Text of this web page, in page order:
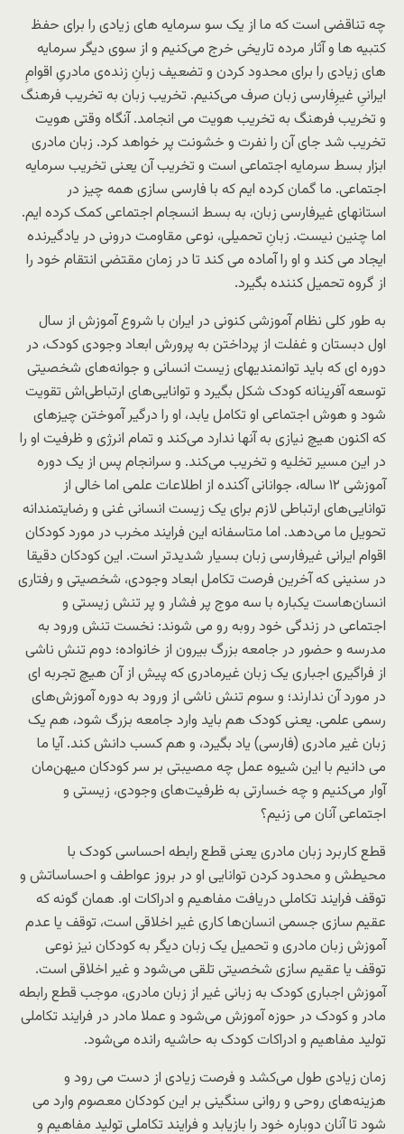
چه تناقضی است که ما از یک سو سرمایه های زیادی را برای حفظ
کتبیه ها و آثار مرده تاریخی خرج می‌کنیم و از سوی دیگر سرمایه
های زیادی را برای محدود کردن و تضعیف زبانِ زنده‌ی مادریِ اقوامِ
ایرانیِ غیرِفارسی زبان صرف می‌کنیم. تخریب زبان به تخریب فرهنگ
و تخریب فرهنگ به تخریب هویت می انجامد. آنگاه وقتی هویت
تخریب شد جای آن را نفرت و خشونت پر خواهد کرد. زبان مادری
ابزار بسط سرمایه اجتماعی است و تخریب آن یعنی تخریب سرمایه
اجتماعی. ما گمان کرده ایم که با فارسی سازی همه چیز در
استانهای غیرفارسی زبان، به بسط انسجام اجتماعی کمک کرده ایم.
اما چنین نیست. زبانِ تحمیلی، نوعی مقاومت درونی در یادگیرنده
ایجاد می کند و او را آماده می کند تا در زمان مقتضی انتقام خود را
از گروه تحمیل کننده بگیرد.
به طور کلی نظام آموزشی کنونی در ایران با شروع آموزش از سال
اول دبستان و غفلت از پرداختن به پرورش ابعاد وجودی کودک، در
دوره ای که باید توانمندیهای زیست انسانی و جوانه‌های شخصیتی
توسعه آفرینانه کودک شکل بگیرد و توانایی‌های ارتباطی‌اش تقویت
شود و هوش اجتماعی او تکامل یابد، او را درگیر آموختن چیزهای
که اکنون هیچ نیازی به آنها ندارد می‌کند و تمام انرژی و ظرفیت او را
در این مسیر تخلیه و تخریب می‌کند. و سرانجام پس از یک دوره
آموزشی ۱۲ ساله، جوانانی آکنده از اطلاعات علمی اما خالی از
توانایی‌های ارتباطی لازم برای یک زیست انسانی غنی و رضایتمندانه
تحویل ما می‌دهد. اما متاسفانه این فرایند مخرب در مورد کودکان
اقوام ایرانی غیرفارسی‌ زبان بسیار شدیدتر است. این کودکان دقیقا
در سنینی که آخرین فرصت تکامل ابعاد وجودی، شخصیتی و رفتاری
انسان‌هاست یکباره با سه موج پر فشار و پر تنش زیستی و
اجتماعی در زندگی خود روبه رو می شوند: نخست تنش ورود به
مدرسه و حضور در جامعه بزرگ بیرون از خانواده؛ دوم تنش ناشی
از فراگیری اجباری یک زبان غیرمادری که پیش از آن هیچ تجربه ای
در مورد آن ندارند؛ و سوم تنش ناشی از ورود به دوره آموزش‌های
رسمی علمی. یعنی کودک هم باید وارد جامعه بزرگ شود، هم یک
زبان غیر مادری (فارسی) یاد بگیرد، و هم کسب دانش کند. آیا ما
می دانیم با این شیوه عمل چه مصیبتی بر سر کودکان میهن‌مان
آوار می‌کنیم و چه خسارتی به ظرفیت‌های وجودی، زیستی و
اجتماعی آنان می زنیم؟
قطع کاربرد زبان مادری یعنی قطع رابطه احساسی کودک با
محیطش و محدود کردن توانایی او در بروز عواطف و احساساتش و
توقف فرایند تکاملی دریافت مفاهیم و ادراکات او. همان گونه که
عقیم سازی جسمی انسان‌ها کاری غیر اخلاقی است، توقف یا عدم
آموزش زبان مادری و تحمیل یک زبان دیگر به کودکان نیز نوعی
توقف یا عقیم سازی شخصیتی تلقی می‌شود و غیر اخلاقی است.
آموزش اجباری کودک به زبانی غیر از زبان مادری، موجب قطع رابطه
مادر و کودک در حوزه آموزش می‌شود و عملا مادر در فرایند تکاملی
تولید مفاهیم و ادراکات کودک به حاشیه رانده می‌شود.
زمان زیادی طول می‌کشد و فرصت زیادی از دست می رود و
هزینه‌های روحی و روانی سنگینی بر این کودکان معصوم وارد می
شود تا آنان دوباره خود را بازیابد و فرایند تکاملی تولید مفاهیم و